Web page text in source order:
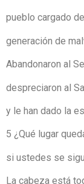
pueblo cargado
generación de
Abandonaron al
despreciaron al
y le han dado la
5 ¿Qué lugar
si ustedes se
La cabeza está